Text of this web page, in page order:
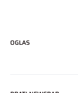
OGLAS